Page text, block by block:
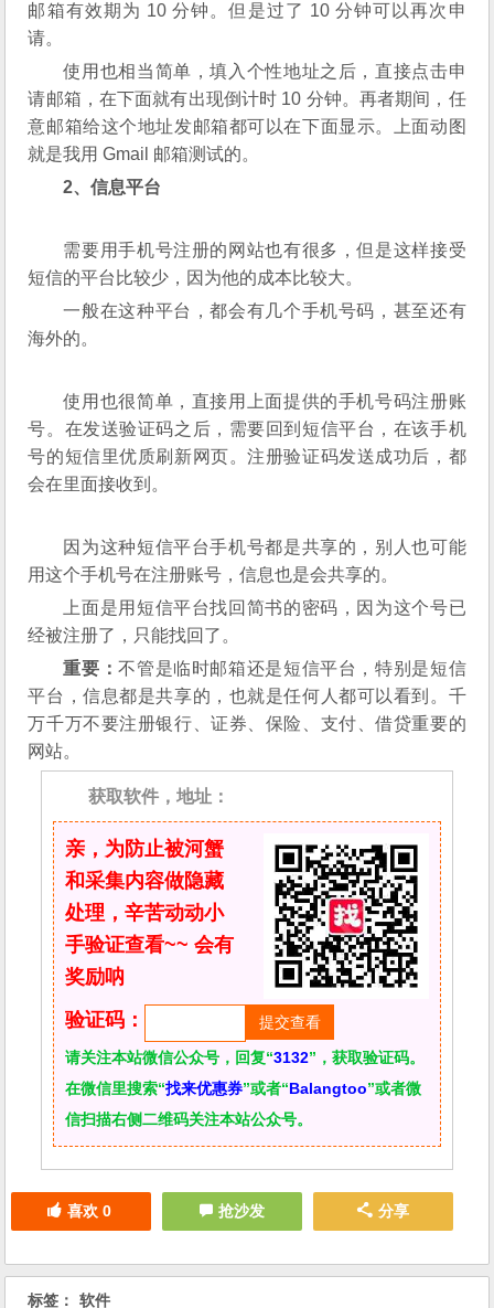
邮箱有效期为 10 分钟。但是过了 10 分钟可以再次申
请。
使用也相当简单，填入个性地址之后，直接点击申
请邮箱，在下面就有出现倒计时 10 分钟。再者期间，任
意邮箱给这个地址发邮箱都可以在下面显示。上面动图
就是我用 Gmail 邮箱测试的。
2、信息平台
需要用手机号注册的网站也有很多，但是这样接受
短信的平台比较少，因为他的成本比较大。
一般在这种平台，都会有几个手机号码，甚至还有
海外的。
使用也很简单，直接用上面提供的手机号码注册账
号。在发送验证码之后，需要回到短信平台，在该手机
号的短信里优质刷新网页。注册验证码发送成功后，都
会在里面接收到。
因为这种短信平台手机号都是共享的，别人也可能
用这个手机号在注册账号，信息也是会共享的。
上面是用短信平台找回简书的密码，因为这个号已
经被注册了，只能找回了。
重要：不管是临时邮箱还是短信平台，特别是短信
平台，信息都是共享的，也就是任何人都可以看到。千
万千万不要注册银行、证券、保险、支付、借贷重要的
网站。
获取软件，地址：
亲，为防止被河蟹
和采集内容做隐藏
处理，辛苦动动小
手验证查看~~ 会有
奖励呐
验证码：
请关注本站微信公众号，回复“3132”，获取验证码。
在微信里搜索“找来优惠券”或者“Balangtoo”或者微
信扫描右侧二维码关注本站公众号。
喜欢 0 抢沙发 分享
标签： 软件